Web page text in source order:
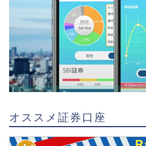
オススメ証券口座